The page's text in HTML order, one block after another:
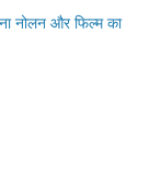
नोलन और फिल्म का